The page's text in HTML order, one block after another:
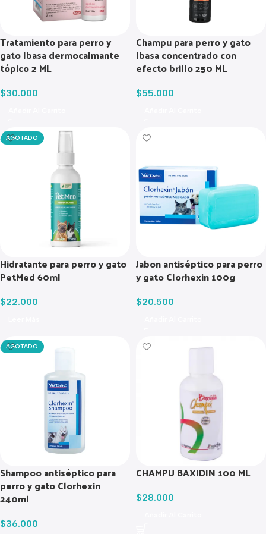
Tratamiento para perro y
gato Ibasa dermocalmante
tópico 2 ML
$30.000
Champu para perro y gato
Ibasa concentrado con
efecto brillo 250 ML
$55.000
AGOTADO
Hidratante para perro y gato
PetMed 60ml
$22.000
Jabon antiséptico para perro
y gato Clorhexin 100g
$20.500
AGOTADO
Shampoo antiséptico para
perro y gato Clorhexin
240ml
$36.000
CHAMPU BAXIDIN 100 ML
$28.000